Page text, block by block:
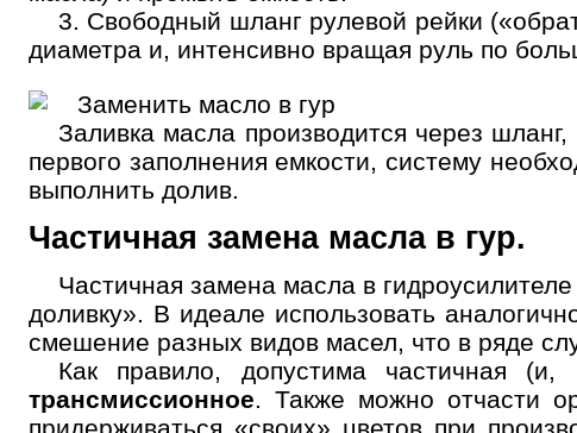
3. Свободный шланг рулевой рейки
диаметра и, интенсивно вращая руль по
Заливка масла производится через
первого заполнения емкости, систему
выполнить долив.
Частичная замена масла в гур.
Частичная замена масла в
доливку». В идеале использовать
смешение разных видов масел, что в ряде
Как правило, допустима частичная
трансмиссионное. Также можно отчасти